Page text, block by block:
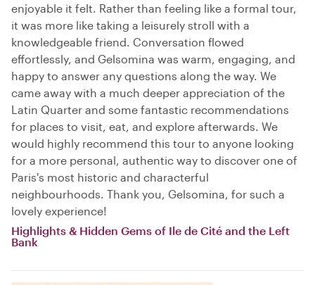
enjoyable it felt. Rather than feeling like a formal tour,
it was more like taking a leisurely stroll with a
knowledgeable friend. Conversation flowed
effortlessly, and Gelsomina was warm, engaging, and
happy to answer any questions along the way. We
came away with a much deeper appreciation of the
Latin Quarter and some fantastic recommendations
for places to visit, eat, and explore afterwards. We
would highly recommend this tour to anyone looking
for a more personal, authentic way to discover one of
Paris's most historic and characterful
neighbourhoods. Thank you, Gelsomina, for such a
lovely experience!
Highlights & Hidden Gems of Ile de Cité and the Left
Bank